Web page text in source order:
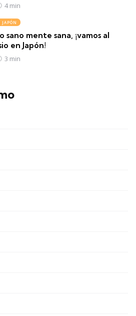
4 min
sano mente sana, ¡vamos al
en Japón!
3 min